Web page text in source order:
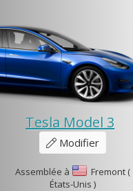
Tesla Model 3
Modifier
Assemblée à
Fremont (
États-Unis )